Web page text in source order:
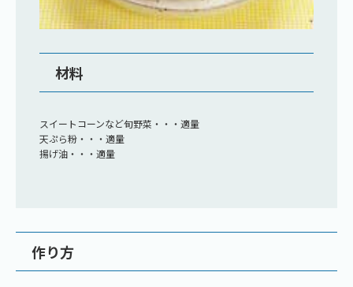
材料
スイートコーンなど旬野菜・・・適量
天ぷら粉・・・適量
揚げ油・・・適量
作り方